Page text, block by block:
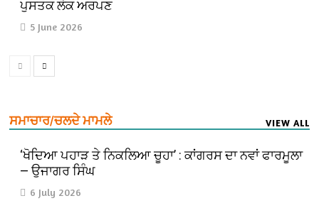
ਪੁਸਤਕ ਲੋਕ ਅਰਪਣ
5 June 2026
ਸਮਾਚਾਰ/ਚਲਦੇ ਮਾਮਲੇ VIEW ALL
‘ਖੋਦਿਆ ਪਹਾੜ ਤੇ ਨਿਕਲਿਆ ਚੂਹਾ’ : ਕਾਂਗਰਸ ਦਾ ਨਵਾਂ ਫਾਰਮੂਲਾ
— ਉਜਾਗਰ ਸਿੰਘ
6 July 2026